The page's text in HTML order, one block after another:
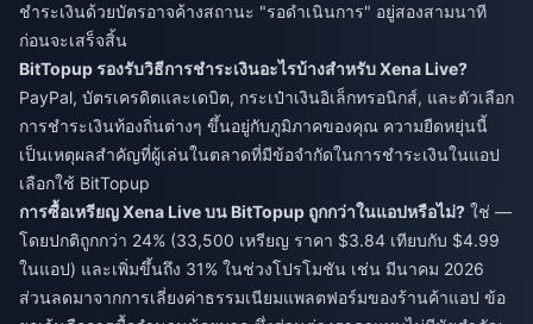
ชำระเงินด้วยบัตรอาจค้างสถานะ "รอดำเนินการ" อยู่สองสามนาที
ก่อนจะเสร็จสิ้น
BitTopup รองรับวิธีการชำระเงินอะไรบ้างสำหรับ Xena Live?
PayPal, บัตรเครดิตและเดบิต, กระเป๋าเงินอิเล็กทรอนิกส์, และตัวเลือก
การชำระเงินท้องถิ่นต่างๆ ขึ้นอยู่กับภูมิภาคของคุณ ความยืดหยุ่นนี้
เป็นเหตุผลสำคัญที่ผู้เล่นในตลาดที่มีข้อจำกัดในการชำระเงินในแอป
เลือกใช้ BitTopup
การซื้อเหรียญ Xena Live บน BitTopup ถูกกว่าในแอปหรือไม่? ใช่ —
โดยปกติถูกกว่า 24% (33,500 เหรียญ ราคา $3.84 เทียบกับ $4.99
ในแอป) และเพิ่มขึ้นถึง 31% ในช่วงโปรโมชัน เช่น มีนาคม 2026
ส่วนลดมาจากการเลี่ยงค่าธรรมเนียมแพลตฟอร์มของร้านค้าแอป ข้อ